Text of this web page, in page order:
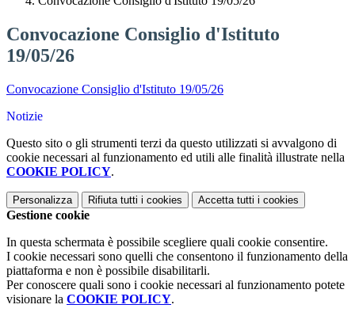
Convocazione Consiglio d'Istituto
19/05/26
Convocazione Consiglio d'Istituto 19/05/26
Notizie
Questo sito o gli strumenti terzi da questo utilizzati si avvalgono di
cookie necessari al funzionamento ed utili alle finalità illustrate nella
COOKIE POLICY.
Personalizza Rifiuta tutti i cookies Accetta tutti i cookies
Gestione cookie
In questa schermata è possibile scegliere quali cookie consentire.
I cookie necessari sono quelli che consentono il funzionamento della
piattaforma e non è possibile disabilitarli.
Per conoscere quali sono i cookie necessari al funzionamento potete
visionare la COOKIE POLICY.